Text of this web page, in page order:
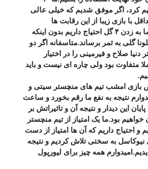
کرد، اگر موفق شدیم که خیلی عالی
با بازی زیبا از این رقابت ها
خداحافظی کنیم.ما به زدن ۴ گل احتیاج داریم بدون اینکه
گلی به ثمر برساند.متاسفانه اگر دو
دنیا صلاح و فیرمینی را در اختیار
متفاوت بود ولی چاره ای نیست و باید
بازی امشب تیم های منچستر سیتی و
نتیجه به نفع ما رقم بخورد و ساعت
پایان این دیدار و نتیجه آن و تاثیراتش بر
بود.ما یک امتیاز از تیم منچستر
احتیاج داریم که آن ها امتیاز از دست
نیوکاسل به سختی تلاش کردیم و نتیجه
همه چیز برای لیورپول